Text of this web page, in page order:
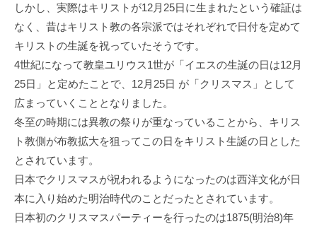
しかし、実際はキリストが12月25日に生まれたという確証は
なく、昔はキリスト教の各宗派ではそれぞれで日付を定めて
キリストの生誕を祝っていたそうです。
4世紀になって教皇ユリウス1世が「イエスの生誕の日は12月
25日」と定めたことで、12月25日 が「クリスマス」として
広まっていくこととなりました。
冬至の時期には異教の祭りが重なっていることから、キリス
ト教側が布教拡大を狙ってこの日をキリスト生誕の日とした
とされています。
日本でクリスマスが祝われるようになったのは西洋文化が日
本に入り始めた明治時代のことだったとされています。
日本初のクリスマスパーティーを行ったのは1875(明治8)年